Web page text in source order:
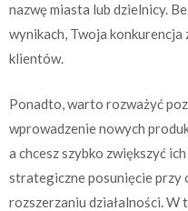
nazwę miasta lub dzielnicy.
wynikach, Twoja
klientów.
Ponadto, warto rozważyć
wprowadzenie nowych
a chcesz szybko zwiększyć
strategiczne posunięcie przy
rozszerzaniu działalności. W